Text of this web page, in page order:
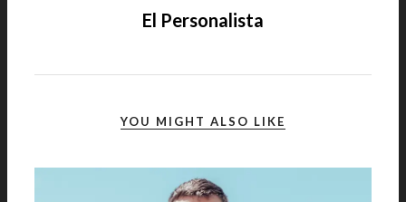
El Personalista
YOU MIGHT ALSO LIKE